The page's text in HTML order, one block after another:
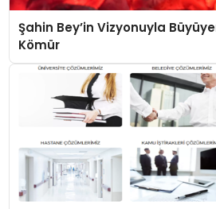
Şahin Bey’in Vizyonuyla
Kömür